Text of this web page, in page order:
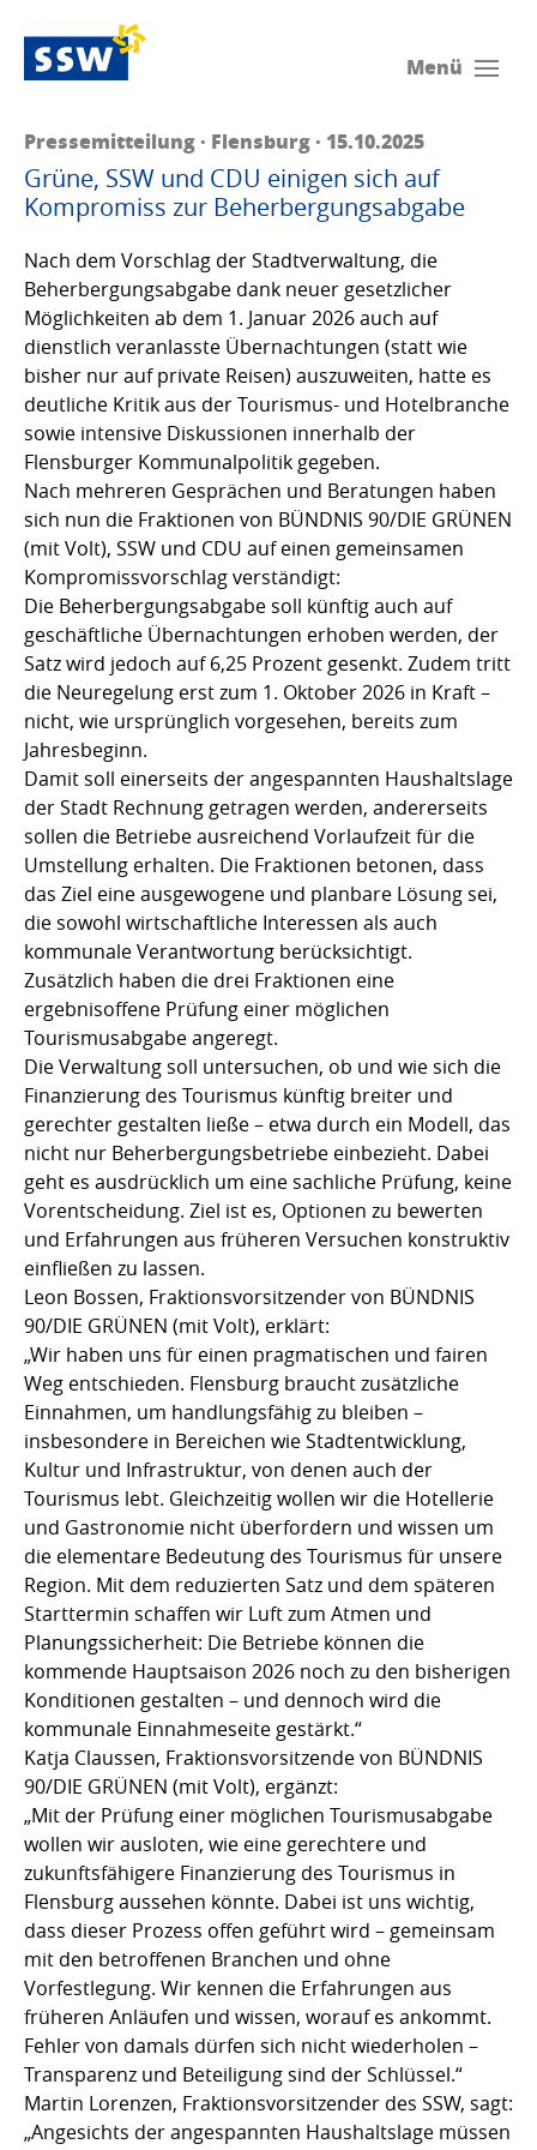
Menü
Pressemitteilung · Flensburg · 15.10.2025
Grüne, SSW und CDU einigen sich auf
Kompromiss zur Beherbergungsabgabe
Nach dem Vorschlag der Stadtverwaltung, die
Beherbergungsabgabe dank neuer gesetzlicher
Möglichkeiten ab dem 1. Januar 2026 auch auf
dienstlich veranlasste Übernachtungen (statt wie
bisher nur auf private Reisen) auszuweiten, hatte es
deutliche Kritik aus der Tourismus- und Hotelbranche
sowie intensive Diskussionen innerhalb der
Flensburger Kommunalpolitik gegeben.
Nach mehreren Gesprächen und Beratungen haben
sich nun die Fraktionen von BÜNDNIS 90/DIE GRÜNEN
(mit Volt), SSW und CDU auf einen gemeinsamen
Kompromissvorschlag verständigt:
Die Beherbergungsabgabe soll künftig auch auf
geschäftliche Übernachtungen erhoben werden, der
Satz wird jedoch auf 6,25 Prozent gesenkt. Zudem tritt
die Neuregelung erst zum 1. Oktober 2026 in Kraft –
nicht, wie ursprünglich vorgesehen, bereits zum
Jahresbeginn.
Damit soll einerseits der angespannten Haushaltslage
der Stadt Rechnung getragen werden, andererseits
sollen die Betriebe ausreichend Vorlaufzeit für die
Umstellung erhalten. Die Fraktionen betonen, dass
das Ziel eine ausgewogene und planbare Lösung sei,
die sowohl wirtschaftliche Interessen als auch
kommunale Verantwortung berücksichtigt.
Zusätzlich haben die drei Fraktionen eine
ergebnisoffene Prüfung einer möglichen
Tourismusabgabe angeregt.
Die Verwaltung soll untersuchen, ob und wie sich die
Finanzierung des Tourismus künftig breiter und
gerechter gestalten ließe – etwa durch ein Modell, das
nicht nur Beherbergungsbetriebe einbezieht. Dabei
geht es ausdrücklich um eine sachliche Prüfung, keine
Vorentscheidung. Ziel ist es, Optionen zu bewerten
und Erfahrungen aus früheren Versuchen konstruktiv
einfließen zu lassen.
Leon Bossen, Fraktionsvorsitzender von BÜNDNIS
90/DIE GRÜNEN (mit Volt), erklärt:
„Wir haben uns für einen pragmatischen und fairen
Weg entschieden. Flensburg braucht zusätzliche
Einnahmen, um handlungsfähig zu bleiben –
insbesondere in Bereichen wie Stadtentwicklung,
Kultur und Infrastruktur, von denen auch der
Tourismus lebt. Gleichzeitig wollen wir die Hotellerie
und Gastronomie nicht überfordern und wissen um
die elementare Bedeutung des Tourismus für unsere
Region. Mit dem reduzierten Satz und dem späteren
Starttermin schaffen wir Luft zum Atmen und
Planungssicherheit: Die Betriebe können die
kommende Hauptsaison 2026 noch zu den bisherigen
Konditionen gestalten – und dennoch wird die
kommunale Einnahmeseite gestärkt.“
Katja Claussen, Fraktionsvorsitzende von BÜNDNIS
90/DIE GRÜNEN (mit Volt), ergänzt:
„Mit der Prüfung einer möglichen Tourismusabgabe
wollen wir ausloten, wie eine gerechtere und
zukunftsfähigere Finanzierung des Tourismus in
Flensburg aussehen könnte. Dabei ist uns wichtig,
dass dieser Prozess offen geführt wird – gemeinsam
mit den betroffenen Branchen und ohne
Vorfestlegung. Wir kennen die Erfahrungen aus
früheren Anläufen und wissen, worauf es ankommt.
Fehler von damals dürfen sich nicht wiederholen –
Transparenz und Beteiligung sind der Schlüssel.“
Martin Lorenzen, Fraktionsvorsitzender des SSW, sagt:
„Angesichts der angespannten Haushaltslage müssen